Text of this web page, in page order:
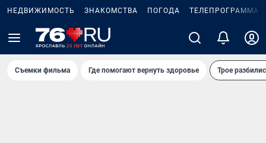
НЕДВИЖИМОСТЬ ЗНАКОМСТВА ПОГОДА ТЕЛЕПРОГРАММА
Съемки фильма Где помогают вернуть здоровье Трое